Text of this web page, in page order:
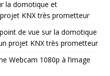
la domotique et
KNX très prometteur
de vue sur la domotique
projet KNX très prometteur
Webcam 1080p à l’image